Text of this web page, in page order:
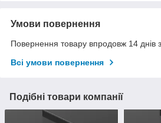
Умови повернення
Повернення товару впродовж 14 днів
Всі умови повернення
Подібні товари компанії